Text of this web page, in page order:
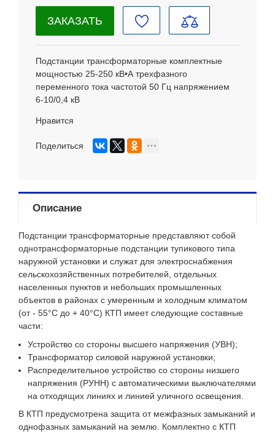
ЗАКАЗАТЬ
Подстанции трансформаторные комплектные
мощностью 25-250 кВ•А трехфазного
переменного тока частотой 50 Гц напряжением
6-10/0,4 кВ
Нравится
Поделиться
Описание
Подстанции трансформаторные представляют собой
однотрансформаторные подстанции тупикового типа
наружной установки и служат для электроснабжения
сельскохозяйственных потребителей, отдельных
населенных пунктов и небольших промышленных
объектов в районах с умеренным и холодным климатом
(от - 55°С до + 40°С) КТП имеет следующие составные
части:
Устройство со стороны высшего напряжения (УВН);
Трансформатор силовой наружной установки;
Распределительное устройство со стороны низшего
напряжения (РУНН) с автоматическими выключателями
на отходящих линиях и линией уличного освещения.
В КТП предусмотрена защита от межфазных замыканий и
однофазных замыканий на землю. Комплектно с КТП